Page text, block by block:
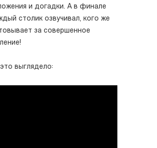
и догадки. А в финале
столик озвучивал, кого же
за совершенное
выглядело: